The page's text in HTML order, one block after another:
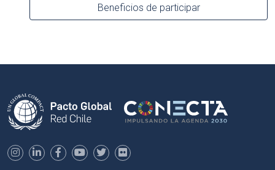
Beneficios de participar